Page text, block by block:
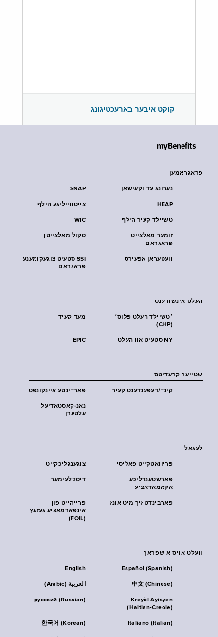
קוקט איבער בארעכטיגונג
myBenefits
פראגראמען
SNAP נערונג עדיוקעישאן
צייטווייליגע הילף HEAP
WIC טשיילד קעיר הילף
סקול מאלצייטן
זומער מאלצייט
פראגראם
SSI סטעיט צוגעקומענע
פראגראם
וועטעראן אפעירס
העלט אינשורענס
מעדיקעיד
׳טשיילד העלט פּלוס׳
(CHP)
EPIC NY סטעיט אוו העלט
שטייער קרעדיטס
פארדינטע איינקונפט קינד/דעפענדענט קעיר
נאנ-קאסטאדיעל
עלטערן
לעגאל
צוגענגליכקייט פּריוואטקייט פּאליסי
דיסקלעימער
פארשטענדליכע
אקאמאדאציע
פרייהייט פון
אינפארמאציע געזעץ
(FOIL)
פארבינדט זיך מיט אונז
וועלט אויס א שפראך
English Español (Spanish)
العربية (Arabic) 中文 (Chinese)
русский (Russian)
Kreyòl Ayisyen
(Haitian-Creole)
한국어 (Korean) Italiano (Italian)